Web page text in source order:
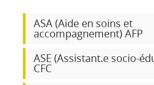
ASA (Aide en soins et
accompagnement) AFP
ASE (Assistant.e socio-
CFC